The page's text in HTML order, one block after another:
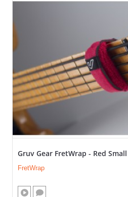
Gruv Gear FretWrap - Red Small
FretWrap